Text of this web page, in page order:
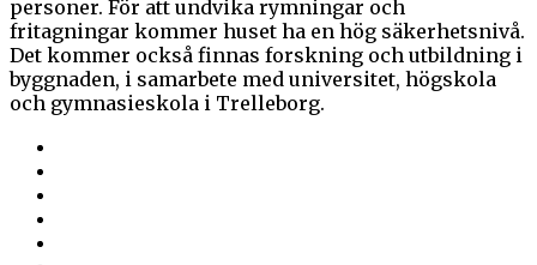
personer. För att undvika rymningar och
fritagningar kommer huset ha en hög säkerhetsnivå.
Det kommer också finnas forskning och utbildning i
byggnaden, i samarbete med universitet, högskola
och gymnasieskola i Trelleborg.